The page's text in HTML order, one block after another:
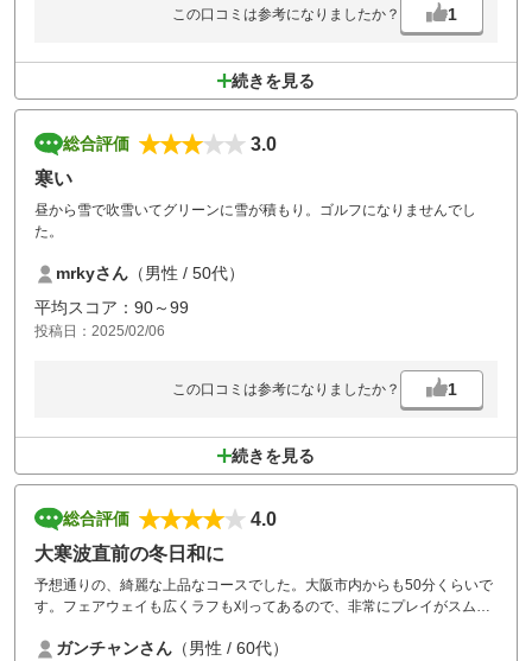
この口コミは参考になりましたか？ 1
続きを見る
総合評価
3.0
寒い
昼から雪で吹雪いてグリーンに雪が積もり。ゴルフになりませんでし
た。
mrkyさん （男性 / 50代）
平均スコア：90～99
投稿日：2025/02/06
この口コミは参考になりましたか？ 1
続きを見る
総合評価
4.0
大寒波直前の冬日和に
予想通りの、綺麗な上品なコースでした。大阪市内からも50分くらいで
す。フェアウェイも広くラフも刈ってあるので、非常にプレイがスムー
すかはアコーディアさんです。
ガンチャンさん （男性 / 60代）